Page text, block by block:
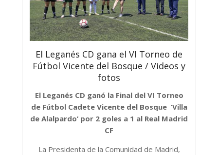
El Leganés CD gana el VI Torneo de
Fútbol Vicente del Bosque / Videos y
fotos
El Leganés CD ganó la Final del VI Torneo
de Fútbol Cadete Vicente del Bosque ‘Villa
de Alalpardo’ por 2 goles a 1 al Real Madrid
CF
La Presidenta de la Comunidad de Madrid,